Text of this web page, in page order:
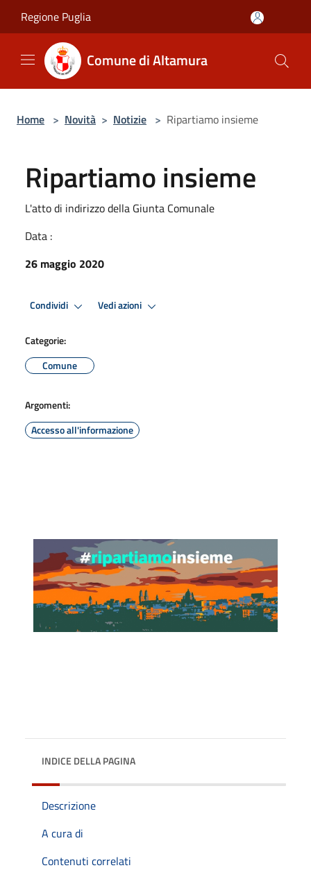
Regione Puglia
Comune di Altamura
Home > Novità > Notizie > Ripartiamo insieme
Ripartiamo insieme
L'atto di indirizzo della Giunta Comunale
Data :
26 maggio 2020
Condividi Vedi azioni
Categorie:
Comune
Argomenti:
Accesso all'informazione
INDICE DELLA PAGINA
Descrizione
A cura di
Contenuti correlati